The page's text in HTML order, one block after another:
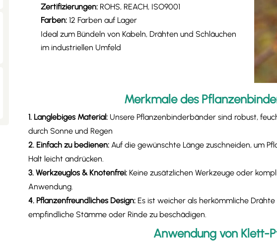
Zertifizierungen: ROHS, REACH, ISO9001
Farben:12 Farben auf Lager
Ideal zum Bündeln von Kabeln, Drähten und Schläuchen
im industriellen Umfeld
Merkmale des
1. Langlebiges Material: Unsere Pflanzenbinderbänder sind robust,
durch Sonne und Regen
2. ​Einfach zu bedienen:​​ Auf die gewünschte Länge zuschneiden, um
Halt leicht andrücken.
3. Werkzeuglos & Knotenfrei: Keine zusätzlichen Werkzeuge oder
Anwendung.
4. Pflanzenfreundliches Design: Es ist weicher als herkömmliche
empfindliche Stämme oder Rinde zu beschädigen.
Anwendung von Klett-